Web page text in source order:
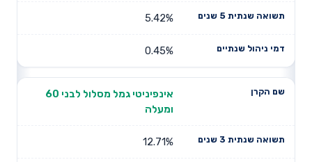
5.42%
0.45%
אינפיניטי גמל מסלול לבני 60
ומעלה
12.71%